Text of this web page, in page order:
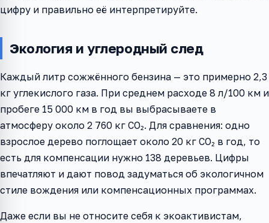
цифру и правильно её интерпретируйте.
Экология и углеродный след
Каждый литр сожжённого бензина — это примерно 2,3
кг углекислого газа. При среднем расходе 8 л/100 км и
пробеге 15 000 км в год вы выбрасываете в
атмосферу около 2 760 кг CO₂. Для сравнения: одно
взрослое дерево поглощает около 20 кг CO₂ в год, то
есть для компенсации нужно 138 деревьев. Цифры
впечатляют и дают повод задуматься об экологичном
стиле вождения или компенсационных программах.
Даже если вы не относите себя к экоактивистам,